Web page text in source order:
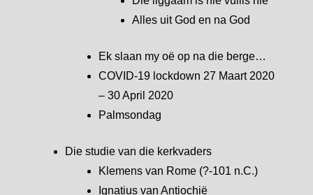
Alles uit God en na God
Ek slaan my oë op na die berge…
COVID-19 lockdown 27 Maart 2020
– 30 April 2020
Palmsondag
Die studie van die kerkvaders
Klemens van Rome (?-101 n.C.)
Ignatius van Antiochië